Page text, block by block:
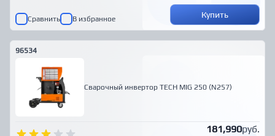
Сравнить В избранное Купить
96534
Сварочный инвертор TECH MIG 250 (N257)
181,990руб.